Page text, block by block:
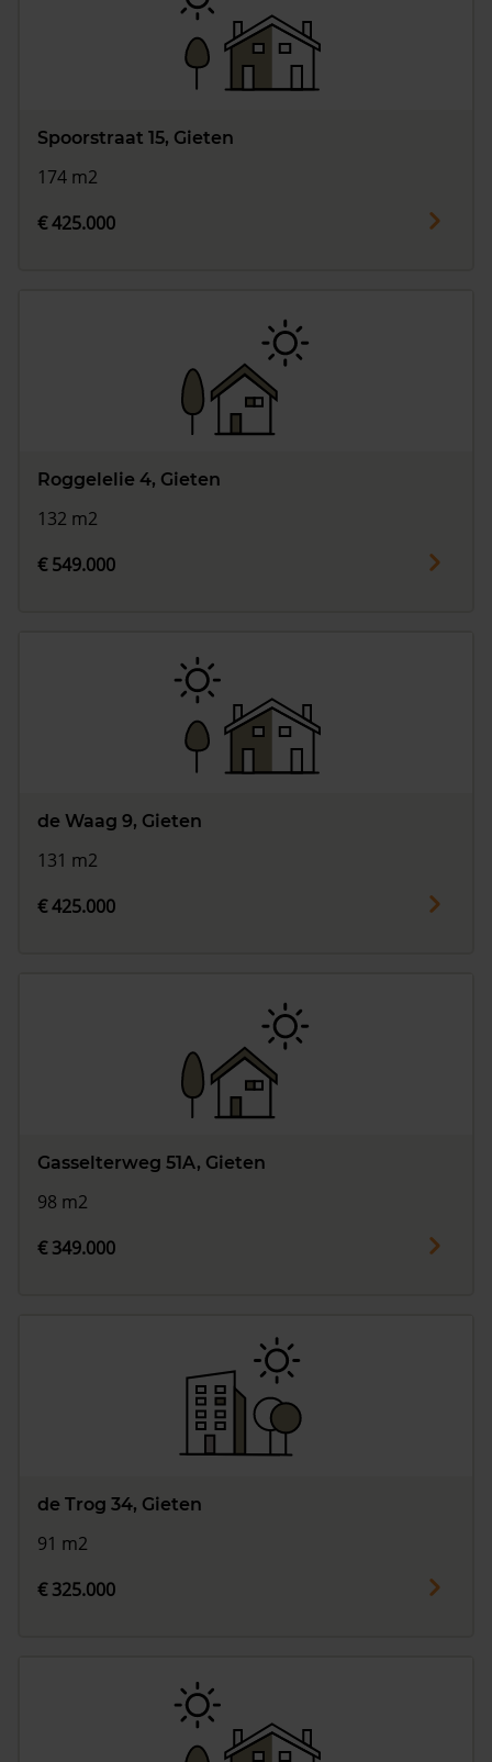
Spoorstraat 15, Gieten
174 m2
€ 425.000
Roggelelie 4, Gieten
132 m2
€ 549.000
de Waag 9, Gieten
131 m2
€ 425.000
Gasselterweg 51A, Gieten
98 m2
€ 349.000
de Trog 34, Gieten
91 m2
€ 325.000